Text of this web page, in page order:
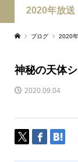
2020年放送
ブログ 2020
神秘の天体
2020.09.04